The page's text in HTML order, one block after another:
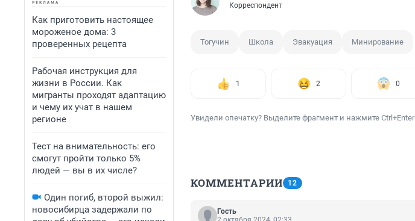
Как приготовить настоящее
мороженое дома: 3
проверенных рецепта
Рабочая инструкция для
жизни в России. Как
мигранты проходят адаптацию
и чему их учат в нашем
регионе
Тест на внимательность: его
смогут пройти только 5%
людей — вы в их числе?
Один погиб, второй выжил:
новосибирца задержали по
Корреспондент
Тогучин Школа Эвакуация Минирование
1 2 0
Увидели опечатку? Выделите фрагмент и нажмите Ctrl+Enter
КОММЕНТАРИИ 12
Гость